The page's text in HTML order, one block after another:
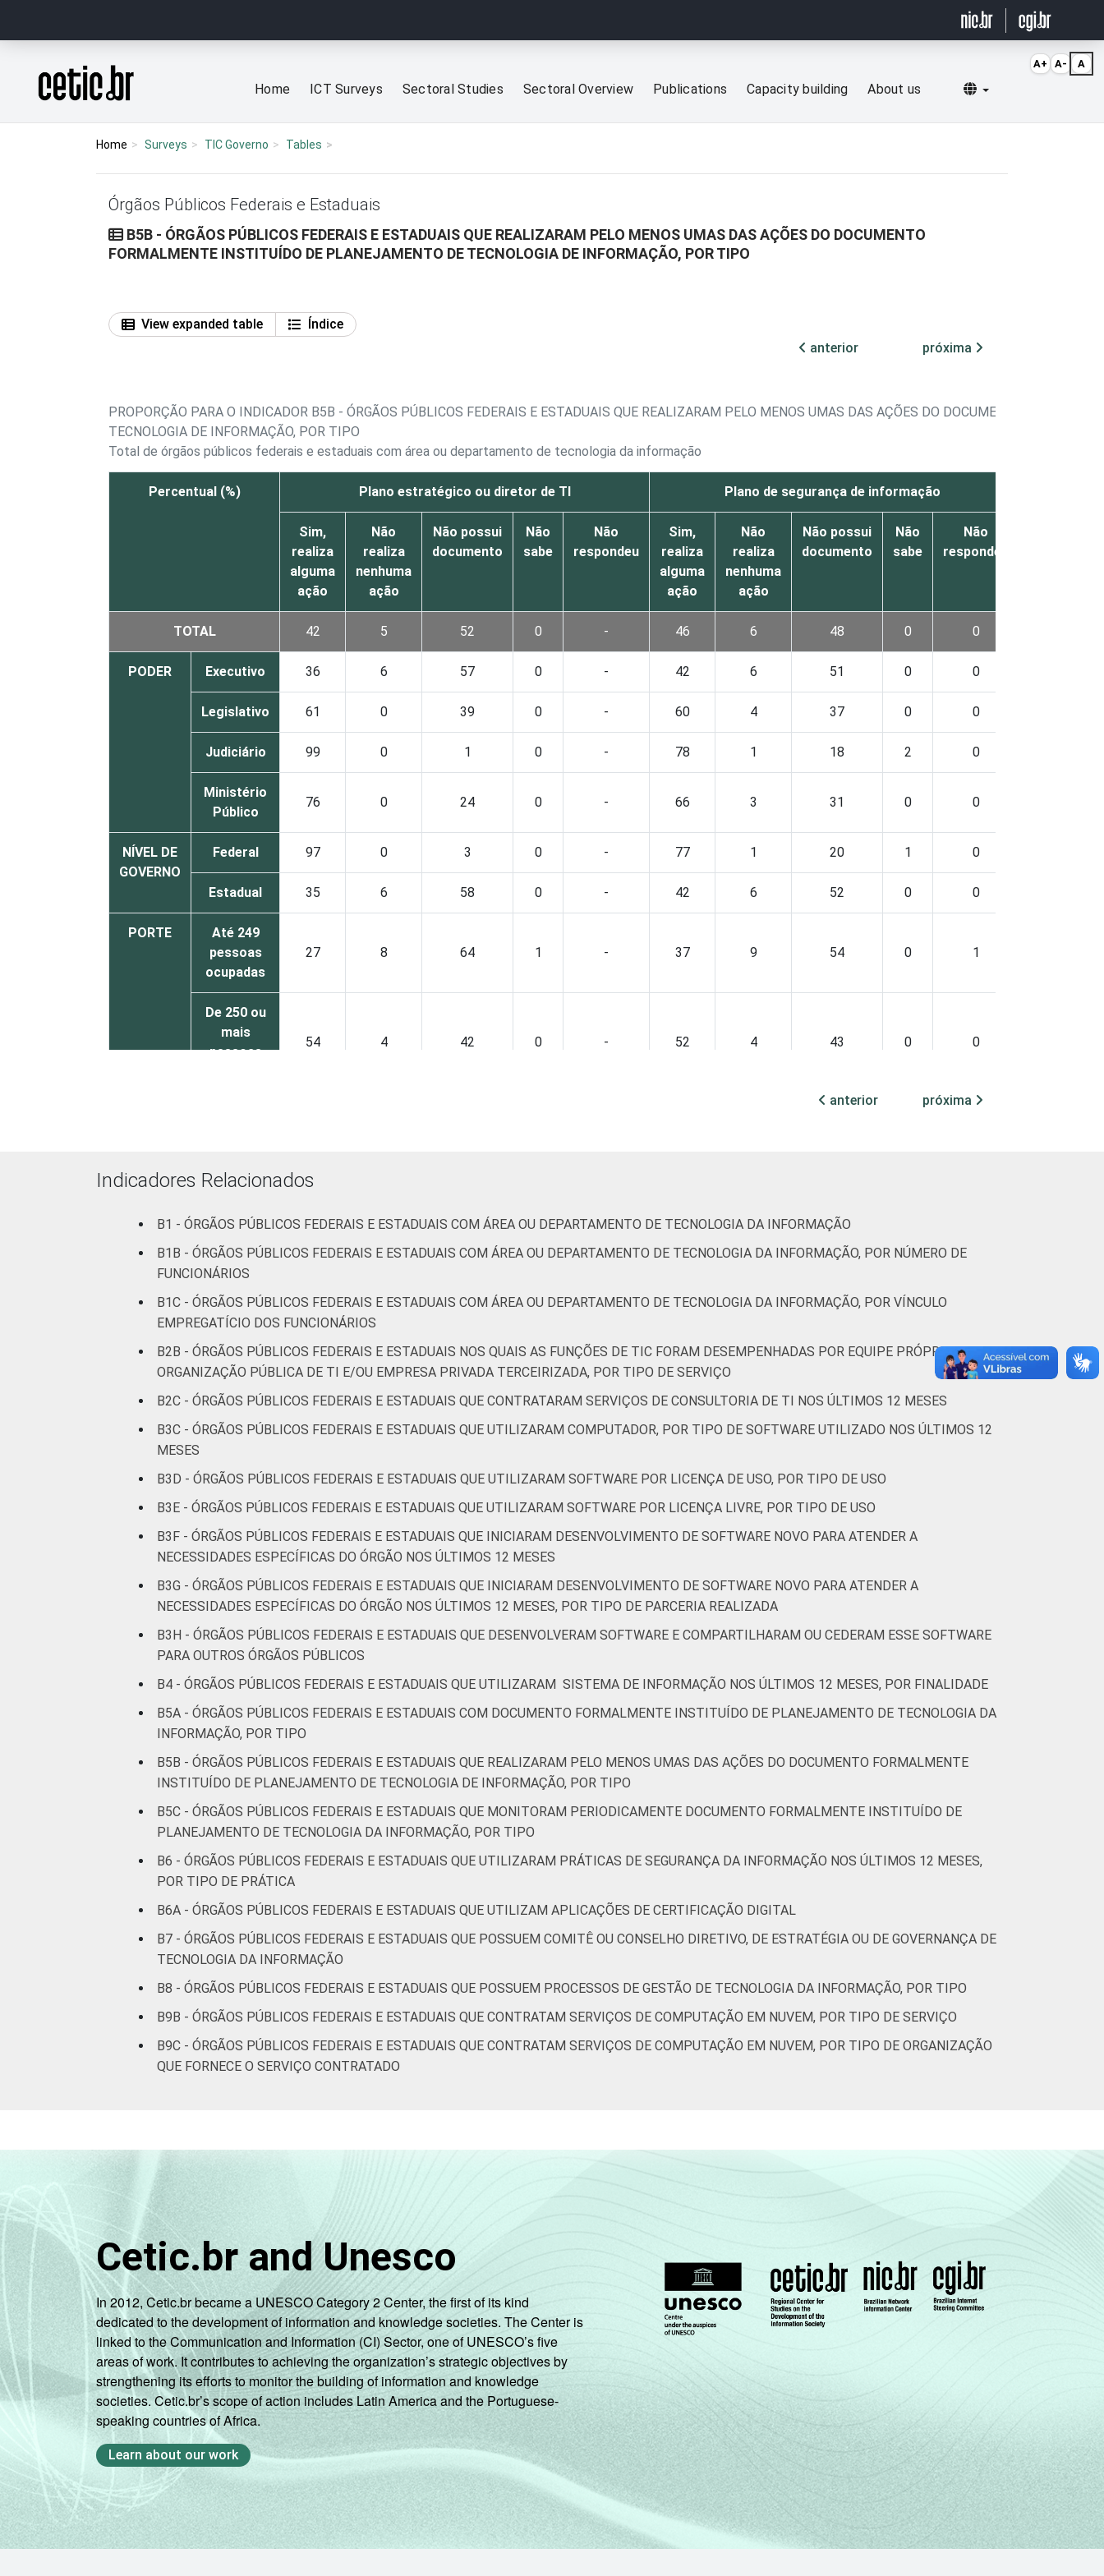
Página inicial
Home ICT Surveys Sectoral Studies Sectoral Overview Publications Capacity building About us Selecionar idioma
Home Surveys TIC Governo Tables
Órgãos Públicos Federais e Estaduais
B5B - ÓRGÃOS PÚBLICOS FEDERAIS E ESTADUAIS QUE REALIZARAM PELO MENOS UMAS DAS AÇÕES DO DOCUMENTO
FORMALMENTE INSTITUÍDO DE PLANEJAMENTO DE TECNOLOGIA DE INFORMAÇÃO, POR TIPO
View expanded table
Índice
anterior
próxima
PROPORÇÃO PARA O INDICADOR B5B - ÓRGÃOS PÚBLICOS FEDERAIS E ESTADUAIS QUE REALIZARAM PELO MENOS UMAS DAS AÇÕES DO DOCUMENTO
TECNOLOGIA DE INFORMAÇÃO, POR TIPO
Total de órgãos públicos federais e estaduais com área ou departamento de tecnologia da informação
Percentual (%) Plano estratégico ou diretor de TI Plano de segurança de informação
Sim,
realiza
alguma
ação
Não
realiza
nenhuma
ação
Não possui
documento
Não
sabe
Não
respondeu
Sim,
realiza
alguma
ação
Não
realiza
nenhuma
ação
Não possui
documento
Não
sabe
Não
respondeu
TOTAL 42 5 52 0 - 46 6 48 0 0
PODER Executivo 36 6 57 0 - 42 6 51 0 0
Legislativo 61 0 39 0 - 60 4 37 0 0
Judiciário 99 0 1 0 - 78 1 18 2 0
Ministério
Público
76 0 24 0 - 66 3 31 0 0
NÍVEL DE
GOVERNO
Federal 97 0 3 0 - 77 1 20 1 0
Estadual 35 6 58 0 - 42 6 52 0 0
PORTE
Até 249
pessoas
ocupadas
27 8 64 1 - 37 9 54 0 1
De 250 ou
mais
pessoas
54 4 42 0 - 52 4 43 0 0
Fonte: CGI.br/NIC.br, Centro Regional de Estudos para o Desenvolvimento da Sociedade da Informação (Cetic.br), Pesquisa sobre o uso das
anterior próxima
Indicadores Relacionados
B1 - ÓRGÃOS PÚBLICOS FEDERAIS E ESTADUAIS COM ÁREA OU DEPARTAMENTO DE TECNOLOGIA DA INFORMAÇÃO
B1B - ÓRGÃOS PÚBLICOS FEDERAIS E ESTADUAIS COM ÁREA OU DEPARTAMENTO DE TECNOLOGIA DA INFORMAÇÃO, POR NÚMERO DE
FUNCIONÁRIOS
B1C - ÓRGÃOS PÚBLICOS FEDERAIS E ESTADUAIS COM ÁREA OU DEPARTAMENTO DE TECNOLOGIA DA INFORMAÇÃO, POR VÍNCULO
EMPREGATÍCIO DOS FUNCIONÁRIOS
B2B - ÓRGÃOS PÚBLICOS FEDERAIS E ESTADUAIS NOS QUAIS AS FUNÇÕES DE TIC FORAM DESEMPENHADAS POR EQUIPE PRÓPRIA E/OU
ORGANIZAÇÃO PÚBLICA DE TI E/OU EMPRESA PRIVADA TERCEIRIZADA, POR TIPO DE SERVIÇO
B2C - ÓRGÃOS PÚBLICOS FEDERAIS E ESTADUAIS QUE CONTRATARAM SERVIÇOS DE CONSULTORIA DE TI NOS ÚLTIMOS 12 MESES
B3C - ÓRGÃOS PÚBLICOS FEDERAIS E ESTADUAIS QUE UTILIZARAM COMPUTADOR, POR TIPO DE SOFTWARE UTILIZADO NOS ÚLTIMOS 12
MESES
B3D - ÓRGÃOS PÚBLICOS FEDERAIS E ESTADUAIS QUE UTILIZARAM SOFTWARE POR LICENÇA DE USO, POR TIPO DE USO
B3E - ÓRGÃOS PÚBLICOS FEDERAIS E ESTADUAIS QUE UTILIZARAM SOFTWARE POR LICENÇA LIVRE, POR TIPO DE USO
B3F - ÓRGÃOS PÚBLICOS FEDERAIS E ESTADUAIS QUE INICIARAM DESENVOLVIMENTO DE SOFTWARE NOVO PARA ATENDER A
NECESSIDADES ESPECÍFICAS DO ÓRGÃO NOS ÚLTIMOS 12 MESES
B3G - ÓRGÃOS PÚBLICOS FEDERAIS E ESTADUAIS QUE INICIARAM DESENVOLVIMENTO DE SOFTWARE NOVO PARA ATENDER A
NECESSIDADES ESPECÍFICAS DO ÓRGÃO NOS ÚLTIMOS 12 MESES, POR TIPO DE PARCERIA REALIZADA
B3H - ÓRGÃOS PÚBLICOS FEDERAIS E ESTADUAIS QUE DESENVOLVERAM SOFTWARE E COMPARTILHARAM OU CEDERAM ESSE SOFTWARE
PARA OUTROS ÓRGÃOS PÚBLICOS
B4 - ÓRGÃOS PÚBLICOS FEDERAIS E ESTADUAIS QUE UTILIZARAM SISTEMA DE INFORMAÇÃO NOS ÚLTIMOS 12 MESES, POR FINALIDADE
B5A - ÓRGÃOS PÚBLICOS FEDERAIS E ESTADUAIS COM DOCUMENTO FORMALMENTE INSTITUÍDO DE PLANEJAMENTO DE TECNOLOGIA DA
INFORMAÇÃO, POR TIPO
B5B - ÓRGÃOS PÚBLICOS FEDERAIS E ESTADUAIS QUE REALIZARAM PELO MENOS UMAS DAS AÇÕES DO DOCUMENTO FORMALMENTE
INSTITUÍDO DE PLANEJAMENTO DE TECNOLOGIA DE INFORMAÇÃO, POR TIPO
B5C - ÓRGÃOS PÚBLICOS FEDERAIS E ESTADUAIS QUE MONITORAM PERIODICAMENTE DOCUMENTO FORMALMENTE INSTITUÍDO DE
PLANEJAMENTO DE TECNOLOGIA DA INFORMAÇÃO, POR TIPO
B6 - ÓRGÃOS PÚBLICOS FEDERAIS E ESTADUAIS QUE UTILIZARAM PRÁTICAS DE SEGURANÇA DA INFORMAÇÃO NOS ÚLTIMOS 12 MESES,
POR TIPO DE PRÁTICA
B6A - ÓRGÃOS PÚBLICOS FEDERAIS E ESTADUAIS QUE UTILIZAM APLICAÇÕES DE CERTIFICAÇÃO DIGITAL
B7 - ÓRGÃOS PÚBLICOS FEDERAIS E ESTADUAIS QUE POSSUEM COMITÊ OU CONSELHO DIRETIVO, DE ESTRATÉGIA OU DE GOVERNANÇA DE
TECNOLOGIA DA INFORMAÇÃO
B8 - ÓRGÃOS PÚBLICOS FEDERAIS E ESTADUAIS QUE POSSUEM PROCESSOS DE GESTÃO DE TECNOLOGIA DA INFORMAÇÃO, POR TIPO
B9B - ÓRGÃOS PÚBLICOS FEDERAIS E ESTADUAIS QUE CONTRATAM SERVIÇOS DE COMPUTAÇÃO EM NUVEM, POR TIPO DE SERVIÇO
B9C - ÓRGÃOS PÚBLICOS FEDERAIS E ESTADUAIS QUE CONTRATAM SERVIÇOS DE COMPUTAÇÃO EM NUVEM, POR TIPO DE ORGANIZAÇÃO
QUE FORNECE O SERVIÇO CONTRATADO
Cetic.br and Unesco
In 2012, Cetic.br became a UNESCO Category 2 Center, the first of its kind
dedicated to the development of information and knowledge societies. The Center is
linked to the Communication and Information (CI) Sector, one of UNESCO’s five
areas of work. It contributes to achieving the organization’s strategic objectives by
strengthening its efforts to monitor the building of information and knowledge
societies. Cetic.br’s scope of action includes Latin America and the Portuguese-
speaking countries of Africa.
Learn about our work
A+ A- A